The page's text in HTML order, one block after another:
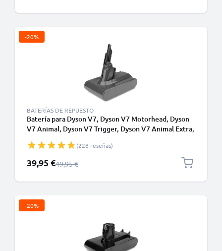
-20%
BATERÍAS DE REPUESTO
Batería para Dyson V7, Dyson V7 Motorhead, Dyson
V7 Animal, Dyson V7 Trigger, Dyson V7 Animal Extra,
02 (21.6V, 2000mAh) de CELLONIC - Batería con
tornillos
(228 reseñas)
Precio especial
39,95 €Precio normal
49,95 €
-20%